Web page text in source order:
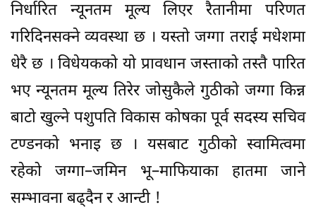
निर्धारित न्यूनतम मूल्य लिएर रैतानीमा परिणत
गरिदिनसक्ने व्यवस्था छ । यस्तो जग्गा तराई मधेशमा
धेरै छ । विधेयकको यो प्रावधान जस्ताको तस्तै पारित
भए न्यूनतम मूल्य तिरेर जोसुकैले गुठीको जग्गा किन्न
बाटो खुल्ने पशुपति विकास कोषका पूर्व सदस्य सचिव
टण्डनको भनाइ छ । यसबाट गुठीको स्वामित्वमा
रहेको जग्गा–जमिन भू–माफियाका हातमा जाने
सम्भावना बढ्दैन र आन्टी !